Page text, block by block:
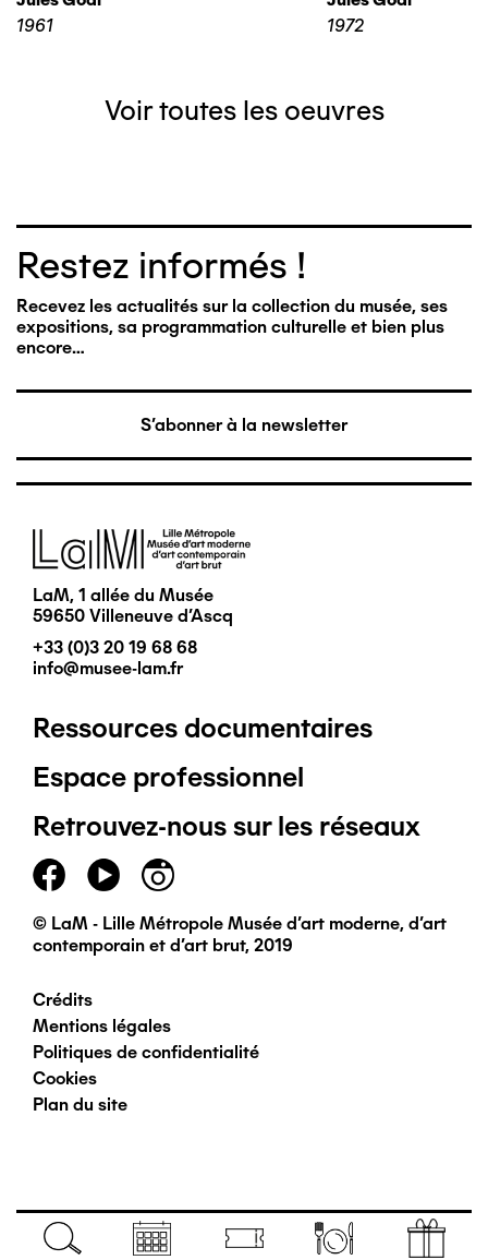
Navigation
1961
1972
Voir toutes les oeuvres
Restez informés !
Recevez les actualités sur la collection du musée, ses
expositions, sa programmation culturelle et bien plus
encore…
S'abonner à la newsletter
Image
LaM, 1 allée du Musée
59650 Villeneuve d'Ascq
+33 (0)3 20 19 68 68
info@musee-lam.fr
Pied
de
page
principal
Ressources documentaires
Espace professionnel
Retrouvez-nous sur les réseaux
© LaM - Lille Métropole Musée d'art moderne, d'art
contemporain et d'art brut, 2019
Pied
de
page
Crédits
Mentions légales
Politiques de confidentialité
Cookies
Plan du site